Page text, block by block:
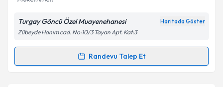
Kişisel verilerimin işlenmesine ilişkinAydınlatma
'ni okudum ve kişisel verilerimin belirtilen
kapsamda işlenmesini kabul ediyorum.
Turgay Göncü Özel Muayenehanesi Haritada Göster
Zübeyde Hanım cad. No:10/3 Tayan Apt. Kat:3
Randevu Talep Et
Randevu Takvimi Talebi